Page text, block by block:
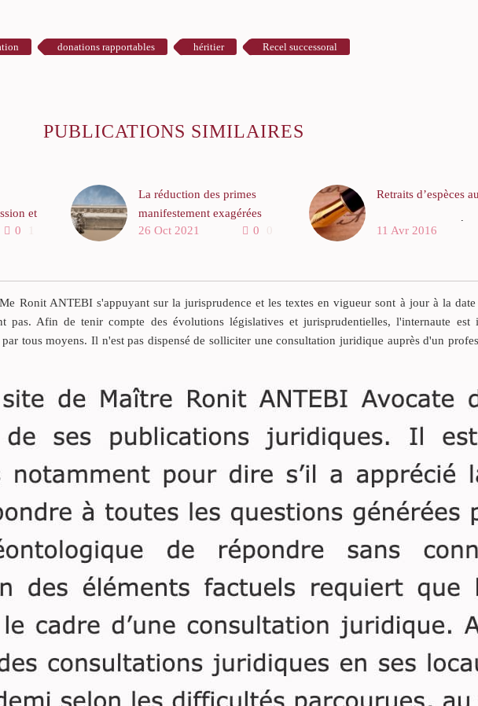
donations rapportables héritier Recel successoral
PUBLICATIONS SIMILAIRES
et
les
0
La réduction des primes
manifestement exagérées
PROVENCE (pourvoi n°
18/00780, Légifrance) en
date du 22 septembre 2021
donne la mesure de ce que
regard des ressources du
souscripteur, en vertu de
laquelle un héritier est
recevable à demander une
indemnité de réduction à
l’encontre de la dernière
compagne de son père
0 0
26 Oct 2021
Retraits d’espèces
Les retraits
des dons manuels
rapportables qui se
prouvent par tous
Audience publique
N° de pourvoi: 15-
Non publié au
11 Avr 2016
Ronit ANTEBI s'appuyant sur la jurisprudence et les textes en vigueur sont à jour à la
pas. Afin de tenir compte des évolutions législatives et jurisprudentielles, l'internaute est
tous moyens. Il n'est pas dispensé de solliciter une consultation juridique auprès d'un